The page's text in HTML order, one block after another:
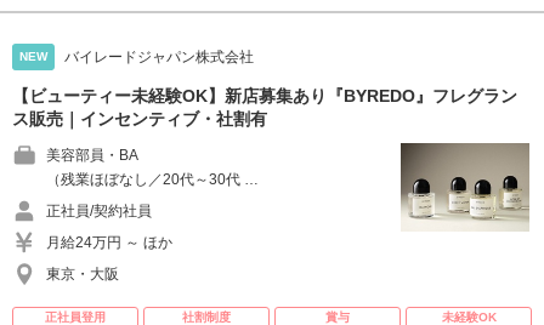
NEW バイレードジャパン株式会社
【ビューティー未経験OK】新店募集あり『BYREDO』フレグラン
ス販売｜インセンティブ・社割有
美容部員・BA
（残業ほぼなし／20代～30代 …
正社員/契約社員
月給24万円 ～ ほか
東京・大阪
正社員登用 社割制度 賞与
未経験OK